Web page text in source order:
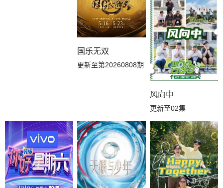
国乐无双
更新至第20260808期
风向中
更新至02集